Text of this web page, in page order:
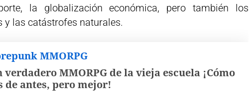
la globalización económica, pero también los
las catástrofes naturales.
MMORPG
verdadero MMORPG de la vieja escuela ¡Cómo
de antes, pero mejor!